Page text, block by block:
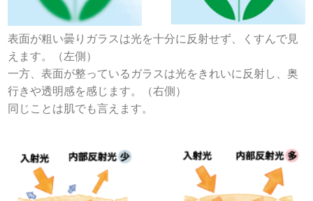
表面が粗い曇りガラスは光を十分に反射せず、くすんで見
えます。（左側）
一方、表面が整っているガラスは光をきれいに反射し、奥
行きや透明感を感じます。（右側）
同じことは肌でも言えます。